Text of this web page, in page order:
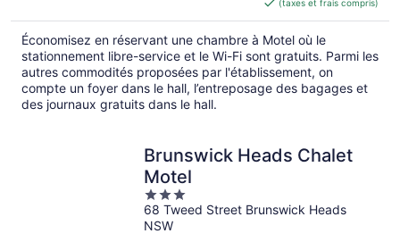
de 197 $ CA
par
nuit
(taxes et frais compris)
Économisez en réservant une chambre à Motel où le
stationnement libre-service et le Wi-Fi sont gratuits. Parmi les
autres commodités proposées par l'établissement, on
compte un foyer dans le hall, l’entreposage des bagages et
des journaux gratuits dans le hall.
Brunswick Heads Chalet
Motel
3
out
of
68 Tweed Street Brunswick Heads
NSW